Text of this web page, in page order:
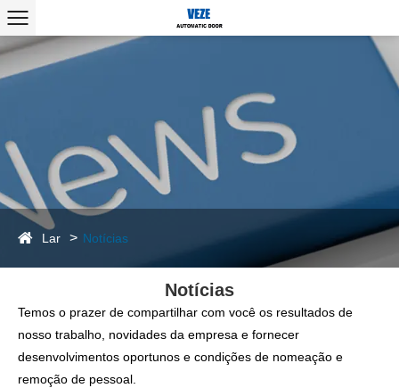
Lar Notícias
Notícias
Temos o prazer de compartilhar com você os resultados de
nosso trabalho, novidades da empresa e fornecer
desenvolvimentos oportunos e condições de nomeação e
remoção de pessoal.